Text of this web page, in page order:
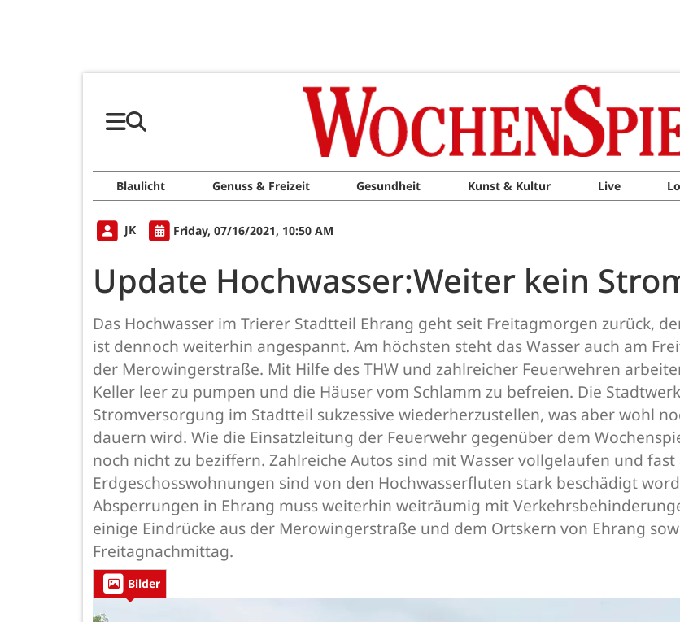
Blaulicht Genuss & Freizeit Gesundheit Kunst & Kultur Live
JK Friday, 07/16/2021, 10:50 AM
Update Hochwasser:Weiter kein
Das Hochwasser im Trierer Stadtteil Ehrang geht seit Freitagmorgen zurück,
ist dennoch weiterhin angespannt. Am höchsten steht das Wasser auch am
der Merowingerstraße. Mit Hilfe des THW und zahlreicher Feuerwehren
Keller leer zu pumpen und die Häuser vom Schlamm zu befreien. Die
Stromversorgung im Stadtteil sukzessive wiederherzustellen, was aber wohl
dauern wird. Wie die Einsatzleitung der Feuerwehr gegenüber dem
noch nicht zu beziffern. Zahlreiche Autos sind mit Wasser vollgelaufen und
Erdgeschosswohnungen sind von den Hochwasserfluten stark beschädigt
Absperrungen in Ehrang muss weiterhin weiträumig mit
einige Eindrücke aus der Merowingerstraße und dem Ortskern von Ehrang
Freitagnachmittag.
Bilder